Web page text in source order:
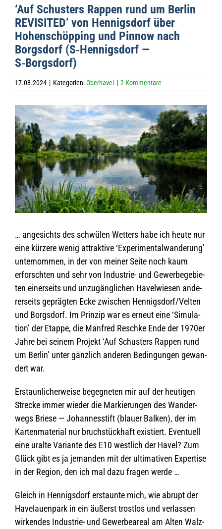
‘Auf Schus­ters Rap­pen rund um Ber­lin
REVISITED’ von Hen­nigs­dorf über
Hohen­schöp­ping und Pin­now nach
Borgs­dorf (S‑Hennigsdorf —
S‑Borgsdorf)
17.08.2024 | Kategorien:Oberhavel | 2 Kommentare
Zeige
grösseres
Bild
… ange­sichts des schwü­len Wet­ters habe ich heute nur
eine kür­zere wenig attrak­tive ‘Expe­ri­men­tal­wan­de­rung’
unter­nom­men, in der von mei­ner Seite noch kaum
erforsch­ten und sehr von Indus­trie- und Gewer­be­ge­bie­
ten einer­seits und unzu­gäng­li­chen Havel­wie­sen ande­
rer­seits gepräg­ten Ecke zwi­schen Hennigsdorf/Velten
und Borgs­dorf. Im Prin­zip war es erneut eine ‘Simu­la­
tion’ der Etappe, die Man­fred Reschke Ende der 1970er
Jahre bei sei­nem Pro­jekt ‘Auf Schus­ters Rap­pen rund
um Ber­lin’ unter gänz­lich ande­ren Bedin­gun­gen gewan­
dert war.
Erstaun­li­cher­weise begeg­ne­ten mir auf der heu­ti­gen
Stre­cke immer wie­der die Mar­kie­run­gen des Wan­der­
wegs Briese — Johan­nes­stift (blauer Bal­ken), der im
Kar­ten­ma­te­rial nur bruch­stück­haft exis­tiert. Even­tu­ell
eine uralte Vari­ante des E10 west­lich der Havel? Zum
Glück gibt es ja jeman­den mit der ulti­ma­ti­ven Exper­tise
in der Region, den ich mal dazu fra­gen werde …
Gleich in Hen­nigs­dorf erstaunte mich, wie abrupt der
Havel­au­en­park in ein äußerst trost­los und ver­las­sen
wir­ken­des Indus­trie- und Gewer­be­areal am Alten Walz­